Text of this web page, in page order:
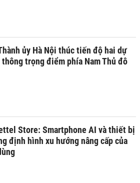
ủy Hà Nội thúc tiến độ hai dự
thông trọng điểm phía Nam Thủ đô
Store: Smartphone AI và thiết bị
định hình xu hướng nâng cấp của